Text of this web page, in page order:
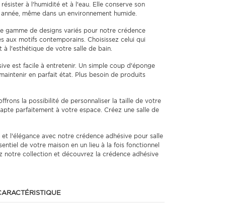
à l'humidité et à l'eau. Elle conserve son
même dans un environnement humide.
gamme de designs variés pour notre crédence
aux motifs contemporains. Choisissez celui qui
l'esthétique de votre salle de bain.
est facile à entretenir. Un simple coup d'éponge
en parfait état. Plus besoin de produits
la possibilité de personnaliser la taille de votre
parfaitement à votre espace. Créez une salle de
l'élégance avec notre crédence adhésive pour salle
de votre maison en un lieu à la fois fonctionnel
notre collection et découvrez la crédence adhésive